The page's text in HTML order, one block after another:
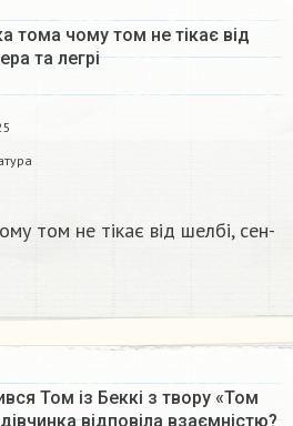
тома чому том не тікає від
та легрі​
том не тікає від шелбі, сен-
Том із Беккі з твору «Том
відповіла взаємністю?